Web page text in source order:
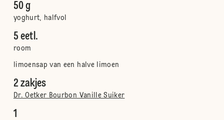
50 g
yoghurt, halfvol
5 eetl.
room
limoensap van een halve limoen
2 zakjes
Dr. Oetker Bourbon Vanille Suiker
1